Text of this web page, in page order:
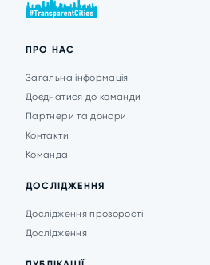
ПРО НАС
Загальна інформація
Доєднатися до команди
Партнери та донори
Контакти
Команда
ДОСЛІДЖЕННЯ
Дослідження прозорості
Дослідження